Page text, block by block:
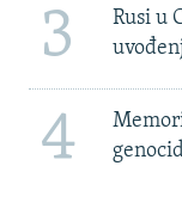
3
Rusi u
4